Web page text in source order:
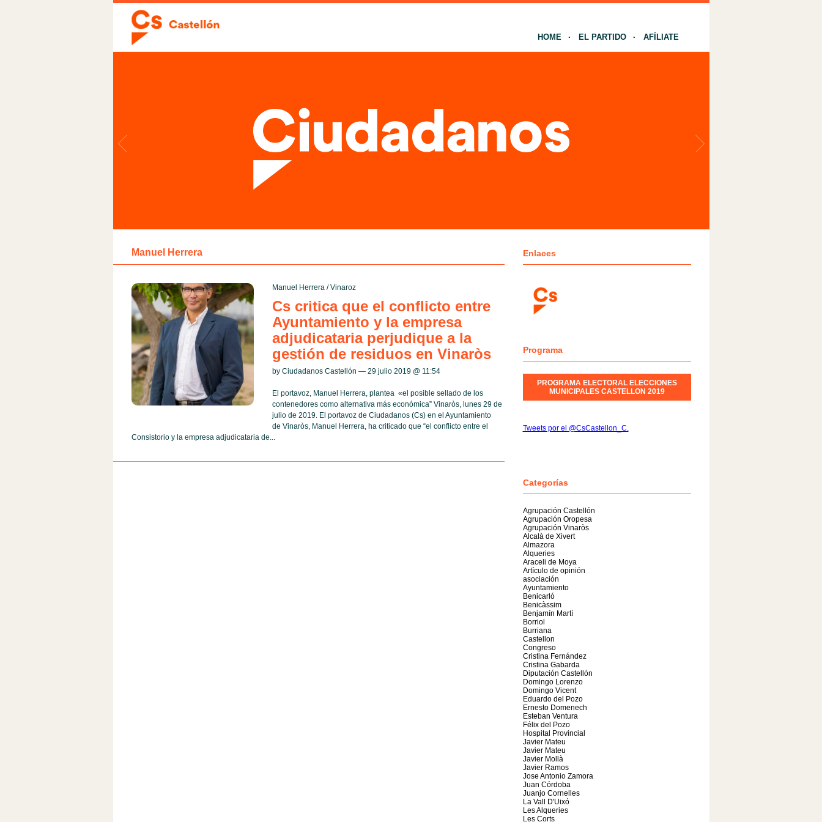
HOME EL PARTIDO AFÍLIATE
Manuel Herrera
Manuel Herrera/Vinaroz
Cs critica que el conflicto entre
Ayuntamiento y la empresa
adjudicataria perjudique a la
gestión de residuos en Vinaròs
by Ciudadanos Castellón — 29 julio 2019 @ 11:54
El portavoz, Manuel Herrera, plantea «el posible sellado de los
contenedores como alternativa más económica” Vinaròs, lunes 29 de
julio de 2019. El portavoz de Ciudadanos (Cs) en el Ayuntamiento
de Vinaròs, Manuel Herrera, ha criticado que “el conflicto entre el
Consistorio y la empresa adjudicataria de...
Enlaces
Programa
PROGRAMA ELECTORAL ELECCIONES
MUNICIPALES CASTELLON 2019
Tweets por el @CsCastellon_C.
Categorías
Agrupación Castellón
Agrupación Oropesa
Agrupación Vinaròs
Alcalà de Xivert
Almazora
Alqueries
Araceli de Moya
Artículo de opinión
asociación
Ayuntamiento
Benicarló
Benicàssim
Benjamín Martí
Borriol
Burriana
Castellon
Congreso
Cristina Fernández
Cristina Gabarda
Diputación Castellón
Domingo Lorenzo
Domingo Vicent
Eduardo del Pozo
Ernesto Domenech
Esteban Ventura
Félix del Pozo
Hospital Provincial
Javier Mateu
Javier Mateu
Javier Mollà
Javier Ramos
Jose Antonio Zamora
Juan Córdoba
Juanjo Cornelles
La Vall D'Uixó
Les Alqueries
Les Corts